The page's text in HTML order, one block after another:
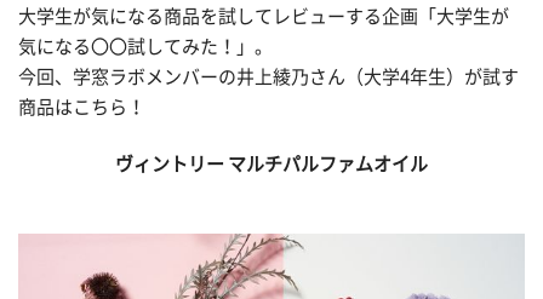
大学生が気になる商品を試してレビューする企画「大学生が
気になる〇〇試してみた！」。
今回、学窓ラボメンバーの井上綾乃さん（大学4年生）が試す
商品はこちら！
ヴィントリー マルチパルファムオイル